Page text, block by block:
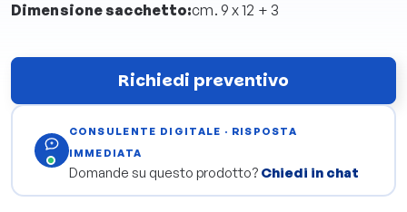
Dimensione sacchetto:cm. 9 x 12 + 3
Richiedi preventivo
CONSULENTE DIGITALE · RISPOSTA
IMMEDIATA
Domande su questo prodotto? Chiedi in chat